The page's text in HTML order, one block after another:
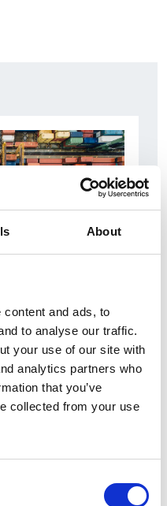
About
and ads, to
to analyse our traffic.
your use of our site with
analytics partners who
that you’ve
collected from your use
v pololetí převýšil